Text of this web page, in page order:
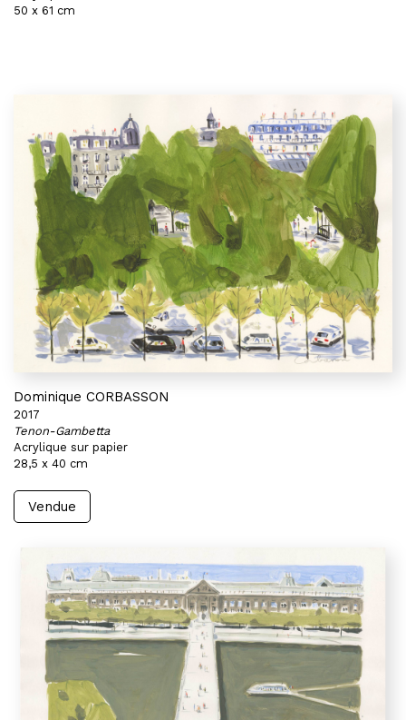
50 x 61 cm
Dominique CORBASSON
2017
Tenon-Gambetta
Acrylique sur papier
28,5 x 40 cm
Vendue